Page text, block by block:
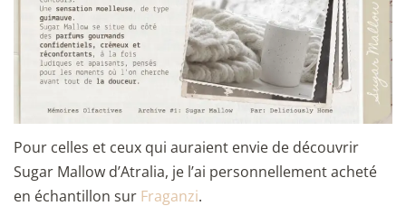
Pour celles et ceux qui auraient envie de découvrir
Sugar Mallow d’Atralia, je l’ai personnellement acheté
en échantillon sur Fraganzi.